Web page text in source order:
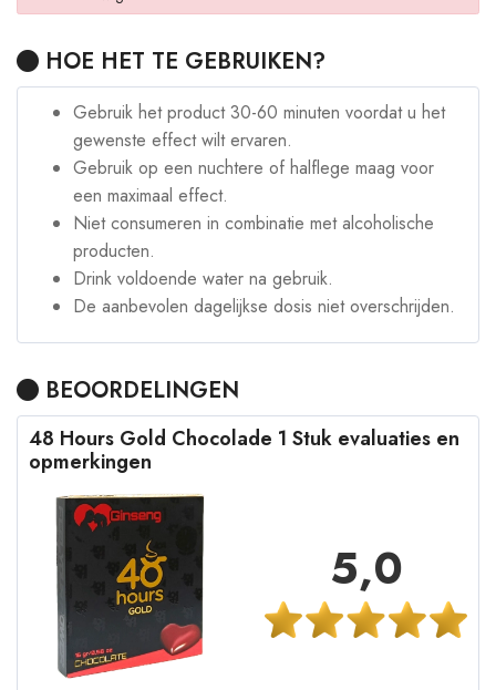
HOE HET TE GEBRUIKEN?
Gebruik het product 30-60 minuten voordat u het
gewenste effect wilt ervaren.
Gebruik op een nuchtere of halflege maag voor
een maximaal effect.
Niet consumeren in combinatie met alcoholische
producten.
Drink voldoende water na gebruik.
De aanbevolen dagelijkse dosis niet overschrijden.
BEOORDELINGEN
48 Hours Gold Chocolade 1 Stuk evaluaties en
opmerkingen
5,0